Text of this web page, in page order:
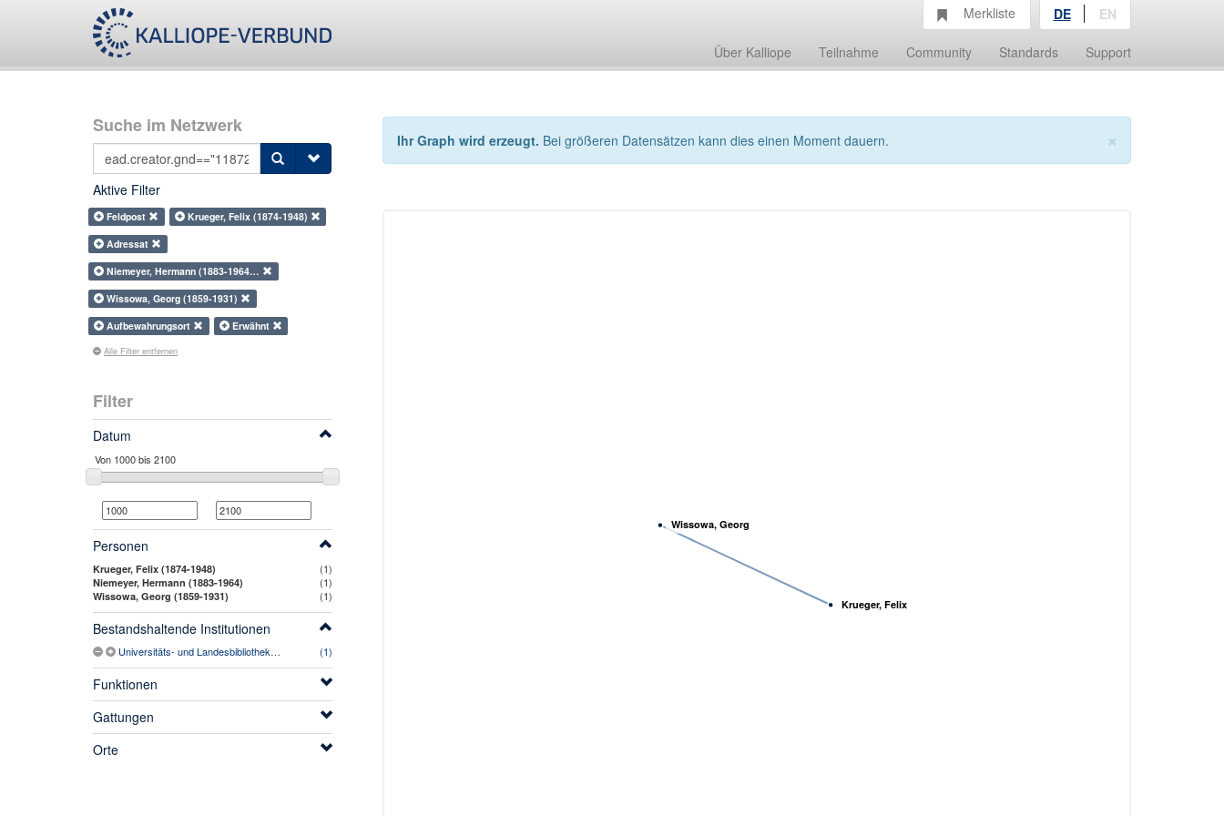
Über Kalliope Teilnahme Community Standards Support
Merkliste DE EN
Suche im Netzwerk
Aktive Filter
Feldpost
Krueger, Felix (1874-1948)
Adressat
Niemeyer, Hermann (1883-1964…
Wissowa, Georg (1859-1931)
Aufbewahrungsort
Erwähnt
Alle Filter entfernen
Filter
Datum
Personen
Krueger, Felix (1874-1948) (1)
Niemeyer, Hermann (1883-1964) (1)
Wissowa, Georg (1859-1931) (1)
Bestandshaltende Institutionen
Universitäts- und Landesbibliothek Sachsen-Anhalt (1)
Funktionen
Gattungen
Orte
×
Ihr Graph wird erzeugt. Bei größeren Datensätzen kann dies einen Moment dauern.
Wissowa, Georg
Krueger, Felix